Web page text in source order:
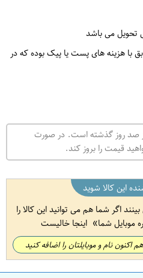
تحویل می باشد
با هزینه های پست یا پیک بوده که در
از صد روز گذشته است. در صورت
قیمت را بروز کند.
این کالا شوید
اگر شما هم می توانید این کالا را
موبایل شما اینجا خالیست
هم اکنون نام و موبایلتان را اضافه کنید